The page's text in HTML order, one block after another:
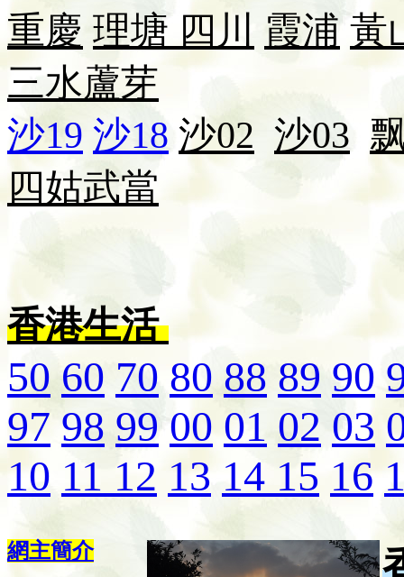
重慶 理塘 四川 霞浦 黃
三水蘆芽
沙19 沙18 沙02 沙03
四姑武當
香港生活
50 60 70 80 88 89 90
97 98 99 00 01 02 03
10 11 12 13 14 15 16
網主簡介